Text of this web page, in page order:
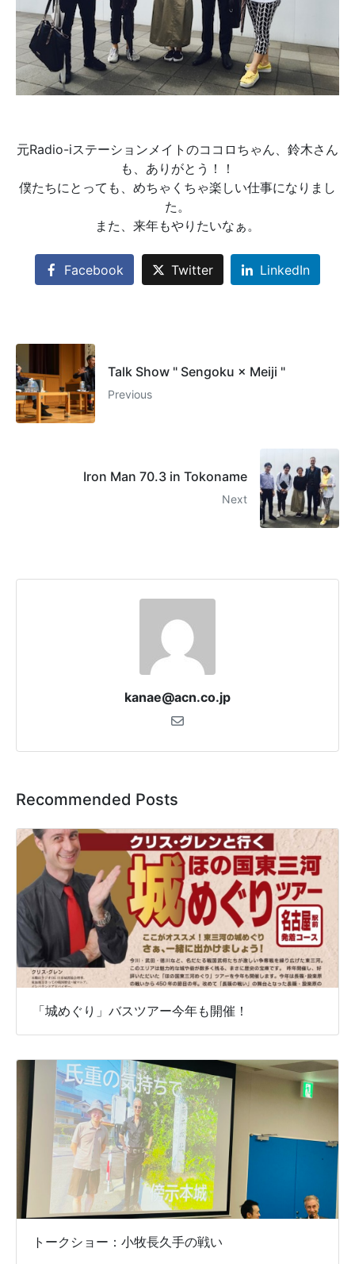
元Radio-iステーションメイトのココロちゃん、鈴木さん
も、ありがとう！！
僕たちにとっても、めちゃくちゃ楽しい仕事になりまし
た。
また、来年もやりたいなぁ。
Facebook Twitter LinkedIn
Talk Show " Sengoku × Meiji "
Previous
Iron Man 70.3 in Tokoname
Next
kanae@acn.co.jp
Recommended Posts
「城めぐり」バスツアー今年も開催！
トークショー：小牧長久手の戦い